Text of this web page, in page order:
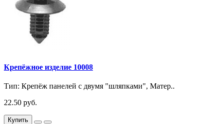
Крепёжное изделие 10008
Тип: Крепёж панелей с двумя "шляпками", Матер..
22.50 руб.
Купить